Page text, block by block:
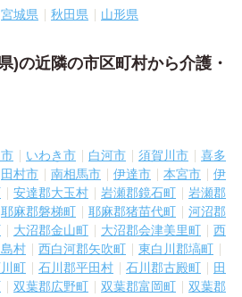
宮城県 秋田県 山形県
)の近隣の市区町村から介護・
いわき市 白河市 須賀川市
喜多
田村市 南相馬市 伊達市 本宮市
伊
安達郡大玉村 岩瀬郡鏡石町
岩瀬郡
耶麻郡磐梯町 耶麻郡猪苗代町
河沼郡
大沼郡金山町 大沼郡会津美里町
西
村 西白河郡矢吹町
東白川郡塙町
町 石川郡平田村 石川郡古殿町
田
双葉郡広野町 双葉郡富岡町
双葉郡